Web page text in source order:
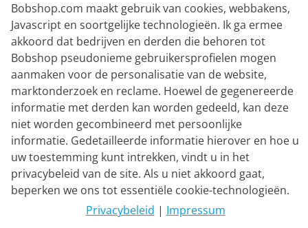
Contacteer ons
Livechat
ma - vr: 8.30 - 16:00 uur (MEZ)
Whatsapp
Terugbellen (en/de)
Contactformulier
Bezorgpartner
Bobshop.com maakt gebruik van cookies, webbakens,
Javascript en soortgelijke technologieën. Ik ga ermee
akkoord dat bedrijven en derden die behoren tot
Bobshop pseudonieme gebruikersprofielen mogen
aanmaken voor de personalisatie van de website,
marktonderzoek en reclame. Hoewel de gegenereerde
informatie met derden kan worden gedeeld, kan deze
niet worden gecombineerd met persoonlijke
informatie. Gedetailleerde informatie hierover en hoe u
uw toestemming kunt intrekken, vindt u in het
privacybeleid van de site. Als u niet akkoord gaat,
beperken we ons tot essentiële cookie-technologieën.
Privacybeleid | Impressum